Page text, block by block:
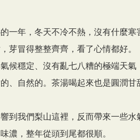
一年，冬天不冷不熱，沒有什麼
芽冒得整整齊齊，看了心情都好。
候穩定、沒有亂七八糟的極端天
、自然的。茶湯喝起來也是圓潤
到我們梨山這裡，反而帶來一些水
濃，整年從頭到尾都很順。